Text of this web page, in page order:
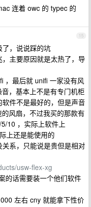
连着 owc 的 typec 的
15
，说说踩的坑
主要原因就是太热了，导
，最后就 unifi 一家没有风
，基本上不是有专门机柜
件不是最好的，但是声音
风扇，不过我买的那款有
10 ，实际上软件上
上还是能使用的
系，只能说是贵但是相对
usw-flex-xg
的话需要装一个他们软件
左右 cny 就能拿下性价